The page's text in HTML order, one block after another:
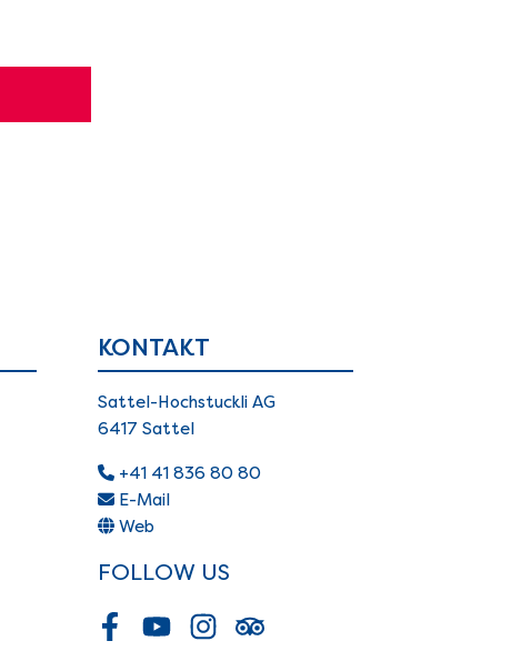
KONTAKT
Sattel-Hochstuckli AG
6417 Sattel
+41 41 836 80 80
E-Mail
Web
FOLLOW US
FacebookYoutubeInstagramTripadvisor